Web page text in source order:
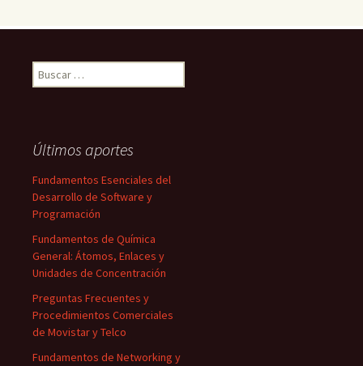
Buscar:
Últimos aportes
Fundamentos Esenciales del
Desarrollo de Software y
Programación
Fundamentos de Química
General: Átomos, Enlaces y
Unidades de Concentración
Preguntas Frecuentes y
Procedimientos Comerciales
de Movistar y Telco
Fundamentos de Networking y